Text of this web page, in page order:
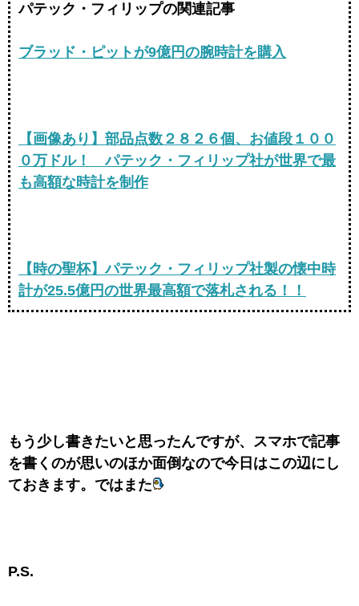
パテック・フィリップの関連記事
ブラッド・ピットが9億円の腕時計を購入
【画像あり】部品点数２８２６個、お値段１００
０万ドル！ パテック・フィリップ社が世界で最
も高額な時計を制作
【時の聖杯】パテック・フィリップ社製の懐中時
計が25.5億円の世界最高額で落札される！！
もう少し書きたいと思ったんですが、スマホで記事
を書くのが思いのほか面倒なので今日はこの辺にし
ておきます。ではまた
P.S.